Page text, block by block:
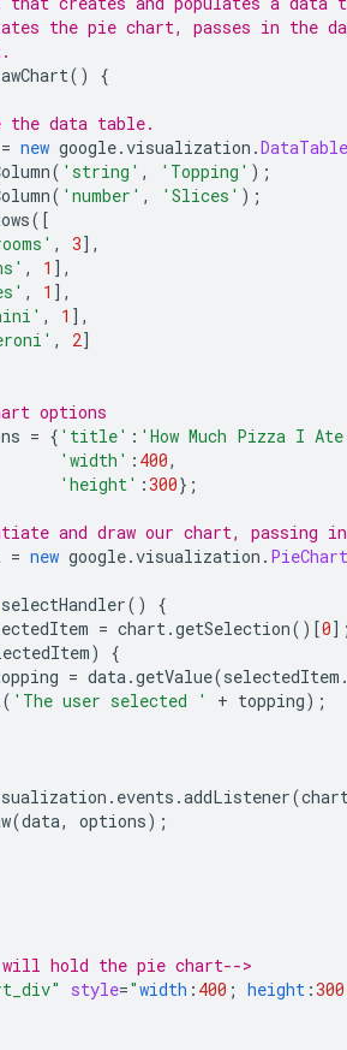
the pie chart, passes in the
() {
the data table.
= new google.visualization .DataTable
( 'string' , 'Topping' );
( 'number' , 'Slices' );
([
, 3],
, 1 ],
, 1 ],
, 1 ],
, 2]
options
= { 'title' : 'How Much Pizza I
'width' : 400,
'height' :300};
and draw our chart, passing in
= new google.visualization . PieChart
selectHandler()
{
= chart.getSelection()[0
)
{
= data.getValue(selectedItem
( 'The user selected ' + topping);
. events .addListener(
(data, options);
hold the pie chart-->
style="width : 400 ; height :300